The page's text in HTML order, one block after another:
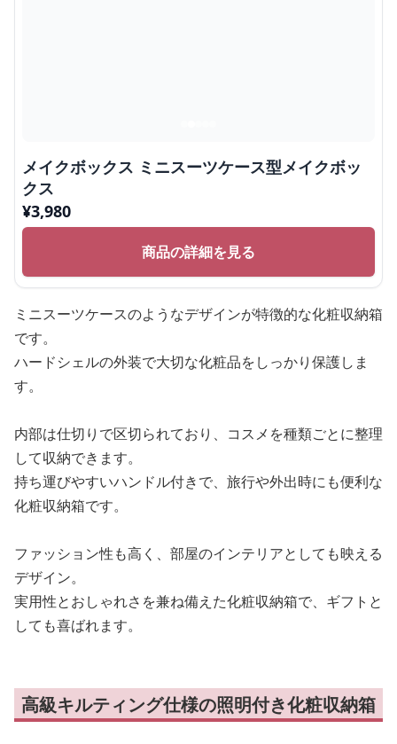
メイクボックス ミニスーツケース型メイクボッ
クス
¥3,980
商品の詳細を見る
ミニスーツケースのようなデザインが特徴的な化粧収納箱
です。
ハードシェルの外装で大切な化粧品をしっかり保護しま
す。
内部は仕切りで区切られており、コスメを種類ごとに整理
して収納できます。
持ち運びやすいハンドル付きで、旅行や外出時にも便利な
化粧収納箱です。
ファッション性も高く、部屋のインテリアとしても映える
デザイン。
実用性とおしゃれさを兼ね備えた化粧収納箱で、ギフトと
しても喜ばれます。
高級キルティング仕様の照明付き化粧収納箱